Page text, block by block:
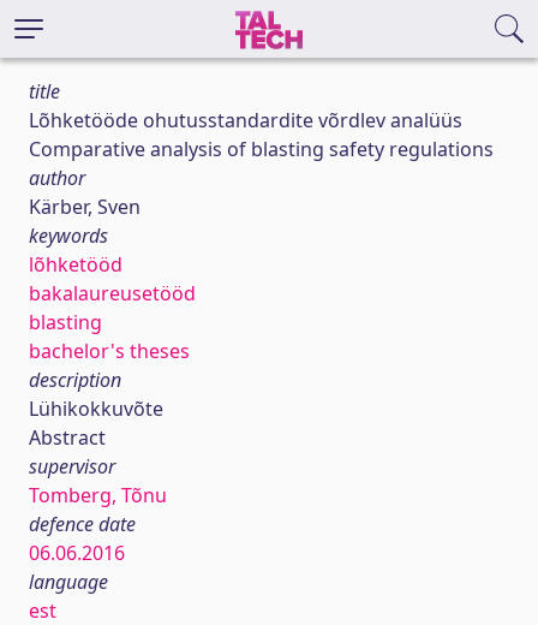
title
Lõhketööde ohutusstandardite võrdlev analüüs
Comparative analysis of blasting safety regulations
author
Kärber, Sven
keywords
lõhketööd
bakalaureusetööd
blasting
bachelor's theses
description
Lühikokkuvõte
Abstract
supervisor
Tomberg, Tõnu
defence date
06.06.2016
language
est